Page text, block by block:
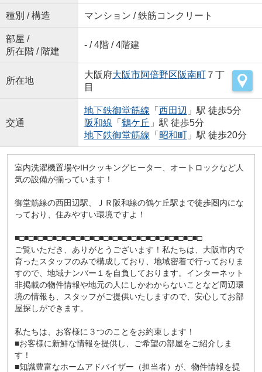
種別 / 構造 マンション / 鉄筋コンクリート
部屋 /
所在階 / 階建
- / 4階 / 4階建
所在地
大阪府大阪市阿倍野区阪南町７丁
目
交通
地下鉄御堂筋線 「 西田辺 」駅 徒歩5分
阪和線 「 鶴ケ丘 」駅 徒歩5分
地下鉄御堂筋線 「 昭和町」駅 徒歩20分
室内洗濯機置場やIHクッキングヒーター、オートロックなど人
気の設備が揃っています！
御堂筋線の西田辺駅、ＪＲ阪和線の鶴ケ丘駅まで徒歩圏内にな
っており、住みやすい環境ですよ！
■□■□■□■□■□■□■□■□■□■□■□■□■□■□■□■□■□■□■□■□
ご覧いただき、ありがとうございます！私たちは、大阪市内で
育ったスタッフのみで構成しており、地域密着で行っておりま
すので、地域ナンバー１を自負しております。インターネット
非掲載の物件情報や地元の人にしかわからないことなど周辺環
境の情報も、スタッフがご提供いたしますので、安心してお部
屋探しができます。
私たちは、お客様に３つのことをお約束します！
■お客様に新鮮な情報を提供し、ご希望の部屋をご紹介しま
す！
■知識豊富なホームアドバイザー（担当者）が、物件情報を提